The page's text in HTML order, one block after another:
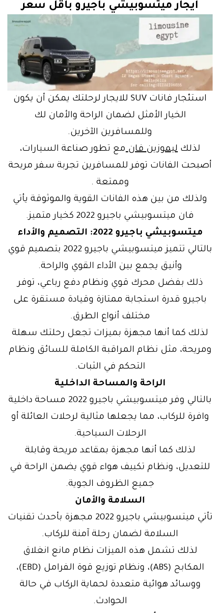
ايجار ميتسوبيشي باجيرو بأقل سعر
استئجار فانات SUV للايجار لرحلتك يمكن أن يكون
الخيار الأمثل لضمان الراحة والأمان لك
وللمسافرين الآخرين.
لذلك ليموزين فانمع تطور صناعة السيارات،
أصبحت الفانات توفر للمسافرين تجربة سفر مريحة
وممتعة .
ولذلك من بين هذه الفانات القوية والموثوقة يأتي
فان ميتسوبيشي باجيرو 2022 كخيار متميز.
ميتسوبيشي باجيرو 2022: التصميم والأداء
بالتالي تتميز ميتسوبيشي باجيرو 2022 بتصميم قوي
وأنيق يجمع بين الأداء القوي والراحة.
ذلك بفضل محرك قوي ونظام دفع رباعي، توفر
باجيرو قدرة استجابة ممتازة وقيادة مستقرة على
مختلف أنواع الطرق.
لذلك كما أنها مجهزة بميزات تجعل رحلتك سهلة
ومريحة، مثل نظام المراقبة الكاملة للسائق ونظام
التحكم في الثبات.
الراحة والمساحة الداخلية
بالتالي وفر ميتسوبيشي باجيرو 2022 مساحة داخلية
وافرة للركاب، مما يجعلها مثالية لرحلات العائلة أو
الرحلات السياحية.
لذلك كما أنها مجهزة بمقاعد مريحة وقابلة
للتعديل، ونظام تكييف هواء قوي يضمن الراحة في
جميع الظروف الجوية.
السلامة والأمان
تأتي ميتسوبيشي باجيرو 2022 مجهزة بأحدث تقنيات
السلامة لضمان رحلة آمنة للركاب.
لذلك تشمل هذه الميزات نظام مانع انغلاق
المكابح (ABS)، ونظام توزيع قوة الفرامل (EBD)،
ووسائد هوائية متعددة لحماية الركاب في حالة
الحوادث.